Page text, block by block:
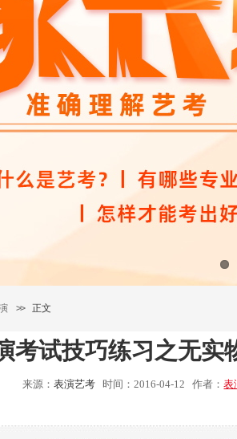
>> 正文
考试技巧练习之无实
来源：表演艺考 时间：2016-04-12 作者：表